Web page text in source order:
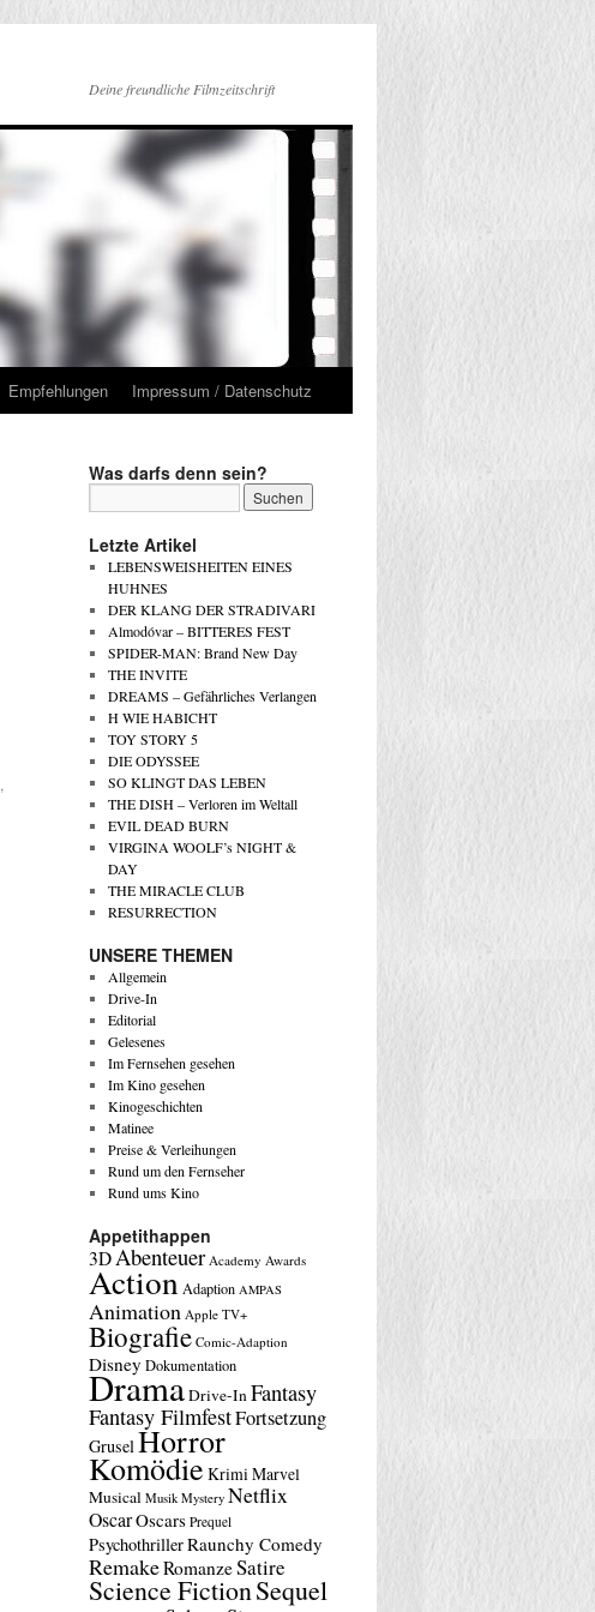
Deine freundliche Filmzeitschrift
Empfehlungen Impressum / Datenschutz
,
Was darfs denn sein?
Letzte Artikel
LEBENSWEISHEITEN EINES
HUHNES
DER KLANG DER STRADIVARI
Almodóvar – BITTERES FEST
SPIDER-MAN: Brand New Day
THE INVITE
DREAMS – Gefährliches Verlangen
H WIE HABICHT
TOY STORY 5
DIE ODYSSEE
SO KLINGT DAS LEBEN
THE DISH – Verloren im Weltall
EVIL DEAD BURN
VIRGINA WOOLF’s NIGHT &
DAY
THE MIRACLE CLUB
RESURRECTION
UNSERE THEMEN
Allgemein
Drive-In
Editorial
Gelesenes
Im Fernsehen gesehen
Im Kino gesehen
Kinogeschichten
Matinee
Preise & Verleihungen
Rund um den Fernseher
Rund ums Kino
Appetithappen
3DAbenteuer Academy Awards
Action Adaption AMPAS
Animation Apple TV+
Biografie Comic-Adaption
Disney Dokumentation
DramaDrive-InFantasy
Fantasy FilmfestFortsetzung
GruselHorror
Komödie KrimiMarvel
Musical Musik Mystery Netflix
OscarOscars Prequel
PsychothrillerRaunchy Comedy
RemakeRomanzeSatire
Science FictionSequel